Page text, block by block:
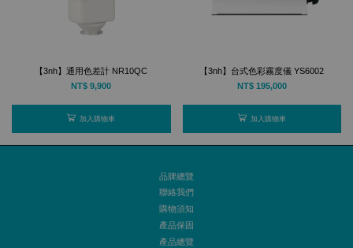
【3nh】通用色差計 NR10QC
NT$ 9,900
加入購物車
【3nh】台式色彩霧度儀 YS6002
NT$ 195,000
加入購物車
品牌總覽
聯絡我們
購物須知
產品保固
產品總覽